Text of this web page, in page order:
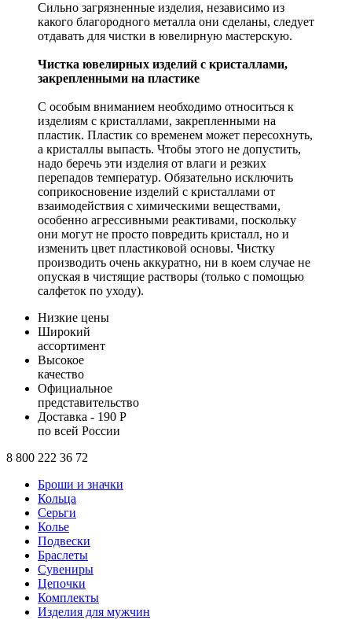
Сильно загрязненные изделия, независимо из
какого благородного металла они сделаны, следует
отдавать для чистки в ювелирную мастерскую.
Чистка ювелирных изделий с кристаллами,
закрепленными на пластике
С особым вниманием необходимо относиться к
изделиям с кристаллами, закрепленными на
пластик. Пластик со временем может пересохнуть,
а кристаллы выпасть. Чтобы этого не допустить,
надо беречь эти изделия от влаги и резких
перепадов температур. Обязательно исключить
соприкосновение изделий с кристаллами от
взаимодействия с химическими веществами,
особенно агрессивными реактивами, поскольку
они могут не просто повредить кристалл, но и
изменить цвет пластиковой основы. Чистку
производить очень аккуратно, ни в коем случае не
опуская в чистящие растворы (только с помощью
салфеток по уходу).
Низкие цены
Широкий
ассортимент
Высокое
качество
Официальное
представительство
Доставка - 190 Р
по всей России
8 800 222 36 72
Броши и значки
Кольца
Серьги
Колье
Подвески
Браслеты
Сувениры
Цепочки
Комплекты
Изделия для мужчин